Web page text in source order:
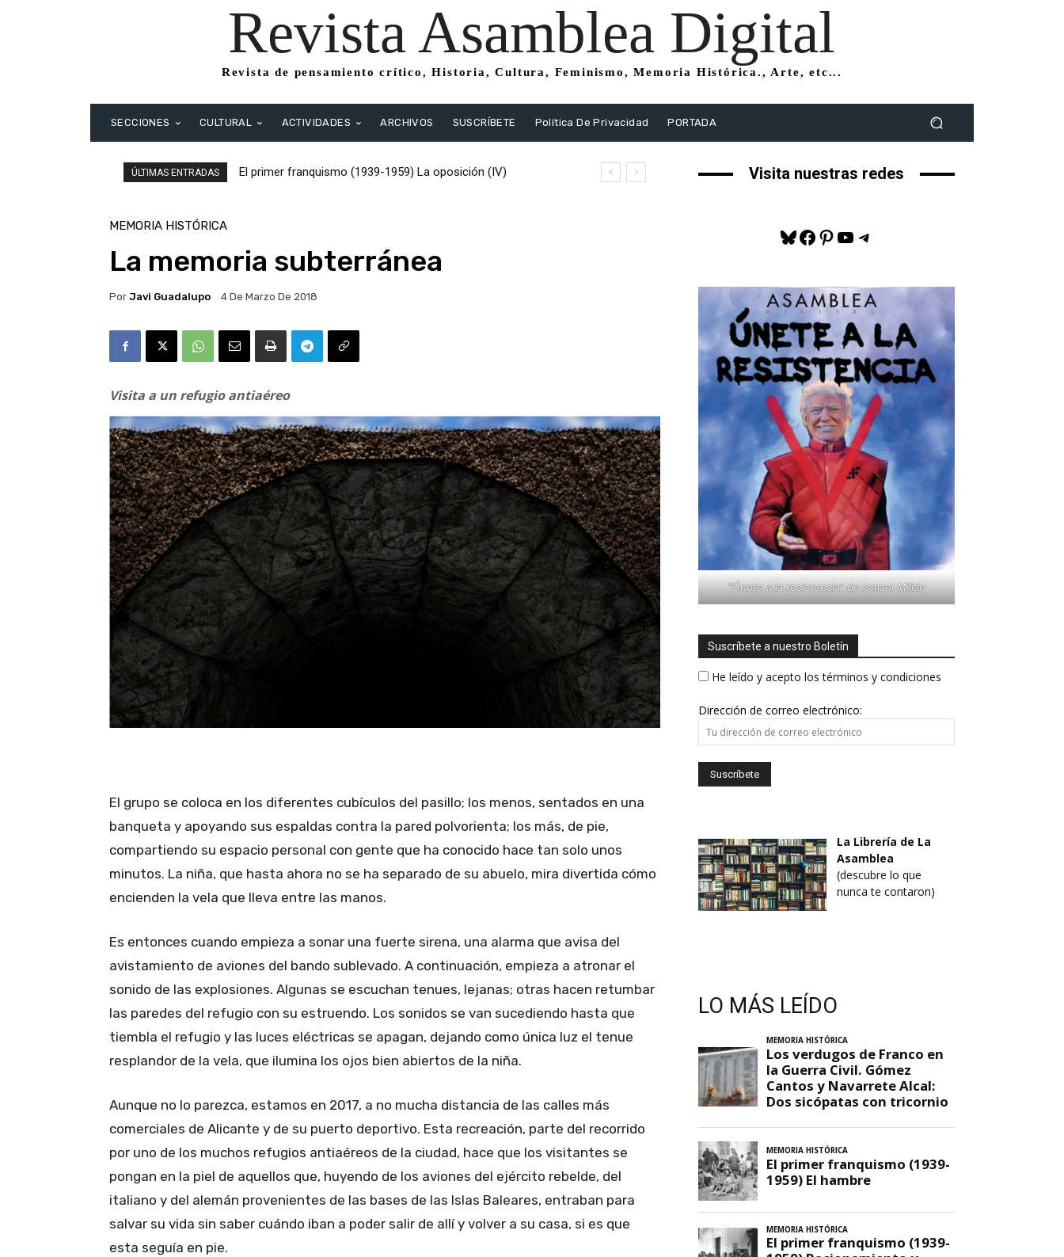
Revista Asamblea Digital
Revista de pensamiento crítico, Historia, Cultura, Feminismo, Memoria Histórica., Arte, etc...
SECCIONES CULTURAL ACTIVIDADES ARCHIVOS SUSCRÍBETE Política De Privacidad PORTADA
ÚLTIMAS ENTRADAS
El primer franquismo (1939-1959) La oposición (IV)
MEMORIA HISTÓRICA
La memoria subterránea
Por Javi Guadalupo 4 De Marzo De 2018
Visita a un refugio antiaéreo
El grupo se coloca en los diferentes cubículos del pasillo; los menos, sentados en una
banqueta y apoyando sus espaldas contra la pared polvorienta; los más, de pie,
compartiendo su espacio personal con gente que ha conocido hace tan solo unos
minutos. La niña, que hasta ahora no se ha separado de su abuelo, mira divertida cómo
encienden la vela que lleva entre las manos.
Es entonces cuando empieza a sonar una fuerte sirena, una alarma que avisa del
avistamiento de aviones del bando sublevado. A continuación, empieza a atronar el
sonido de las explosiones. Algunas se escuchan tenues, lejanas; otras hacen retumbar
las paredes del refugio con su estruendo. Los sonidos se van sucediendo hasta que
tiembla el refugio y las luces eléctricas se apagan, dejando como única luz el tenue
resplandor de la vela, que ilumina los ojos bien abiertos de la niña.
Aunque no lo parezca, estamos en 2017, a no mucha distancia de las calles más
comerciales de Alicante y de su puerto deportivo. Esta recreación, parte del recorrido
por uno de los muchos refugios antiaéreos de la ciudad, hace que los visitantes se
pongan en la piel de aquellos que, huyendo de los aviones del ejército rebelde, del
italiano y del alemán provenientes de las bases de las Islas Baleares, entraban para
salvar su vida sin saber cuándo iban a poder salir de allí y volver a su casa, si es que
esta seguía en pie.
Visita nuestras redes
Bluesky
Facebook
Pinterest
YouTube
Telegram
"Únete a la resistencia" de Ismael Millán
Suscríbete a nuestro Boletín
He leído y acepto los términos y condiciones
Dirección de correo electrónico:
La Librería de La
Asamblea
(descubre lo que
nunca te contaron)
LO MÁS LEÍDO